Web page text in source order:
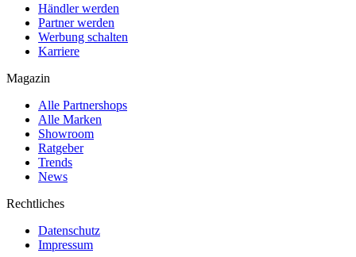
Händler werden
Partner werden
Werbung schalten
Karriere
Magazin
Alle Partnershops
Alle Marken
Showroom
Ratgeber
Trends
News
Rechtliches
Datenschutz
Impressum